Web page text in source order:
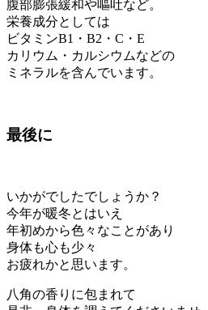
腹部膨張緩和や嘔吐など。
栄養成分としては
ビタミンB1・B2・C・E
カリウム・カルシウムなどの
ミネラルを含んでいます。
最後に
いかがでしたでしょうか？
今年が暖冬とはいえ
年初めから色々なことがあり
身体も心も少々
お疲れかと思います。
八角の香りに包まれて